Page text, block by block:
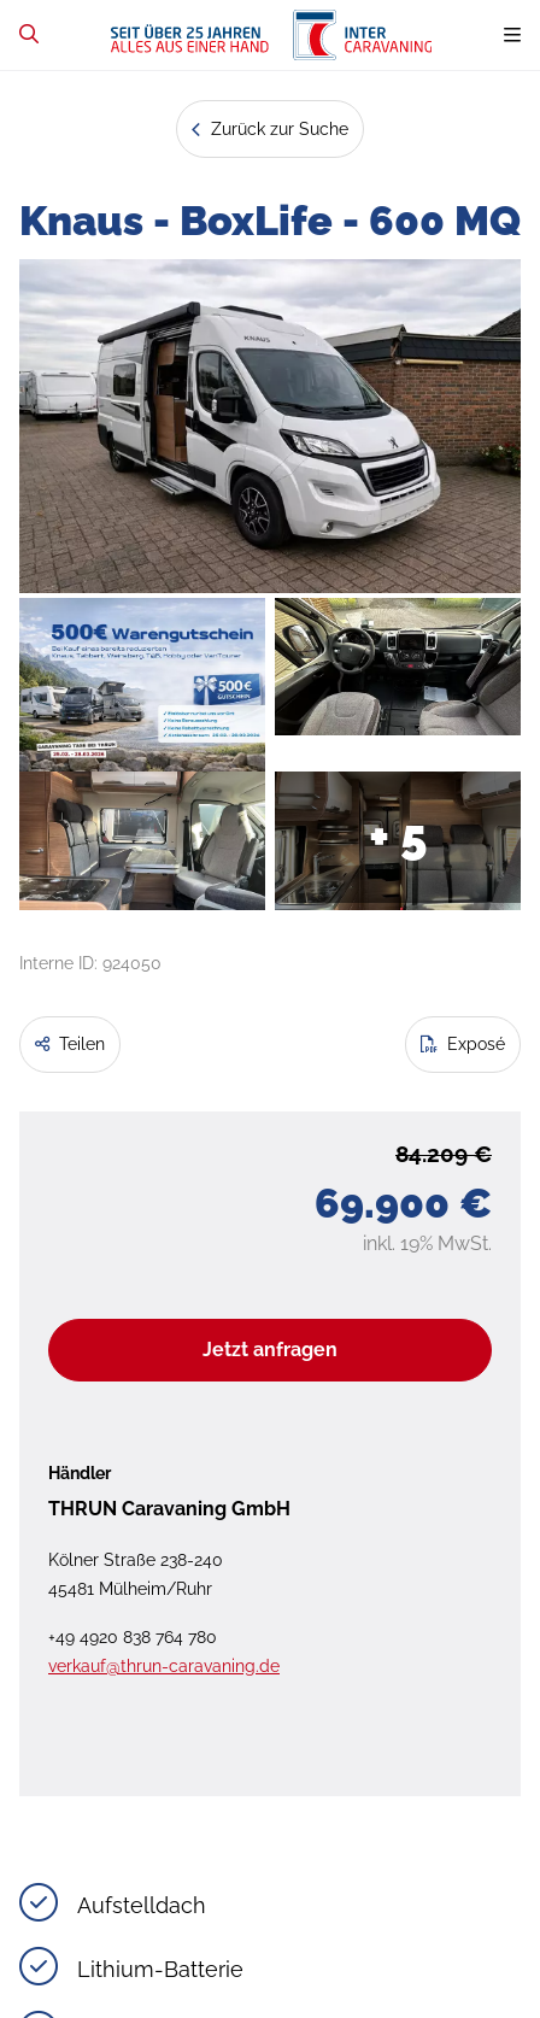
Zurück zur Suche
Knaus - BoxLife - 600 MQ
+ 5
Interne ID: 924050
Teilen Exposé
69.900 €
84.209 €
inkl. 19% MwSt.
Jetzt anfragen
Händler
THRUN Caravaning GmbH
Kölner Straße 238-240
45481 Mülheim/Ruhr
+49 4920 838 764 780
verkauf@thrun-caravaning.de
Aufstelldach
Lithium-Batterie